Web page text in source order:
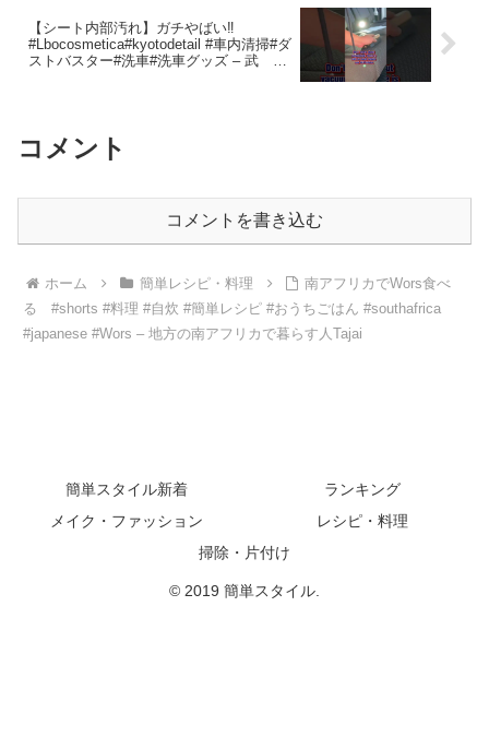
【シート内部汚れ】ガチやばい‼️
#Lbocosmetica#kyotodetail #車内清掃#ダ
ストバスター#洗車#洗車グッズ – 武 我
コメント
コメントを書き込む
ホーム 簡単レシピ・料理
南アフリカでWors食べ
る #shorts #料理 #自炊 #簡単レシピ #おうちごはん #southafrica
#japanese #Wors – 地方の南アフリカで暮らす人Tajai
簡単スタイル新着
ランキング
メイク・ファッション
レシピ・料理
掃除・片付け
© 2019 簡単スタイル.